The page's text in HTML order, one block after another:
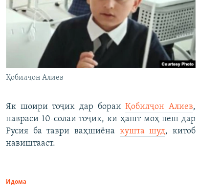
Қобилҷон Алиев
Як шоири тоҷик дар бораиҚобилҷон Алиев,
навраси 10-солаи тоҷик, ки ҳашт моҳ пеш дар
Русия ба таври ваҳшиёна кушта шуд, китоб
навиштааст.
Идома